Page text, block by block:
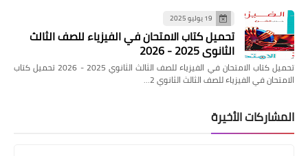
19 يوليو 2025
تحميل كتاب الامتحان في الفيزياء للصف الثالث
الثانوي 2025 - 2026
تحميل كتاب الامتحان في الفيزياء للصف الثالث الثانوي 2025 - 2026 تحميل كتاب
الامتحان في الفيزياء للصف الثالث الثانوي 2…
المشاركات الأخيرة